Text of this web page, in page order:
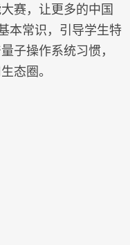
赛，让更多的中国
本常识，引导学生特
子操作系统习惯，
态圈。